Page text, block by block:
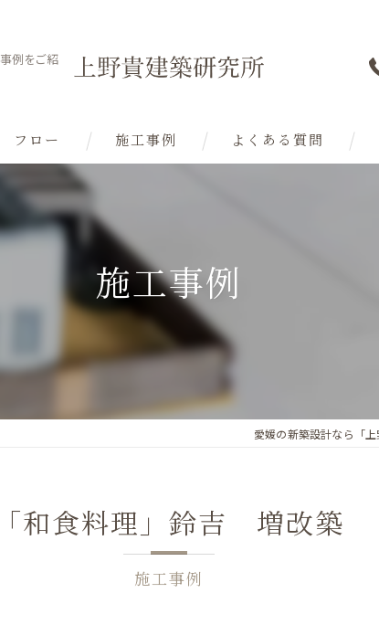
例をご紹
フロー 施工事例 よくある質問
施工事例
愛媛の新築設計なら「上
施工事例
「和食料理」鈴吉 増改築